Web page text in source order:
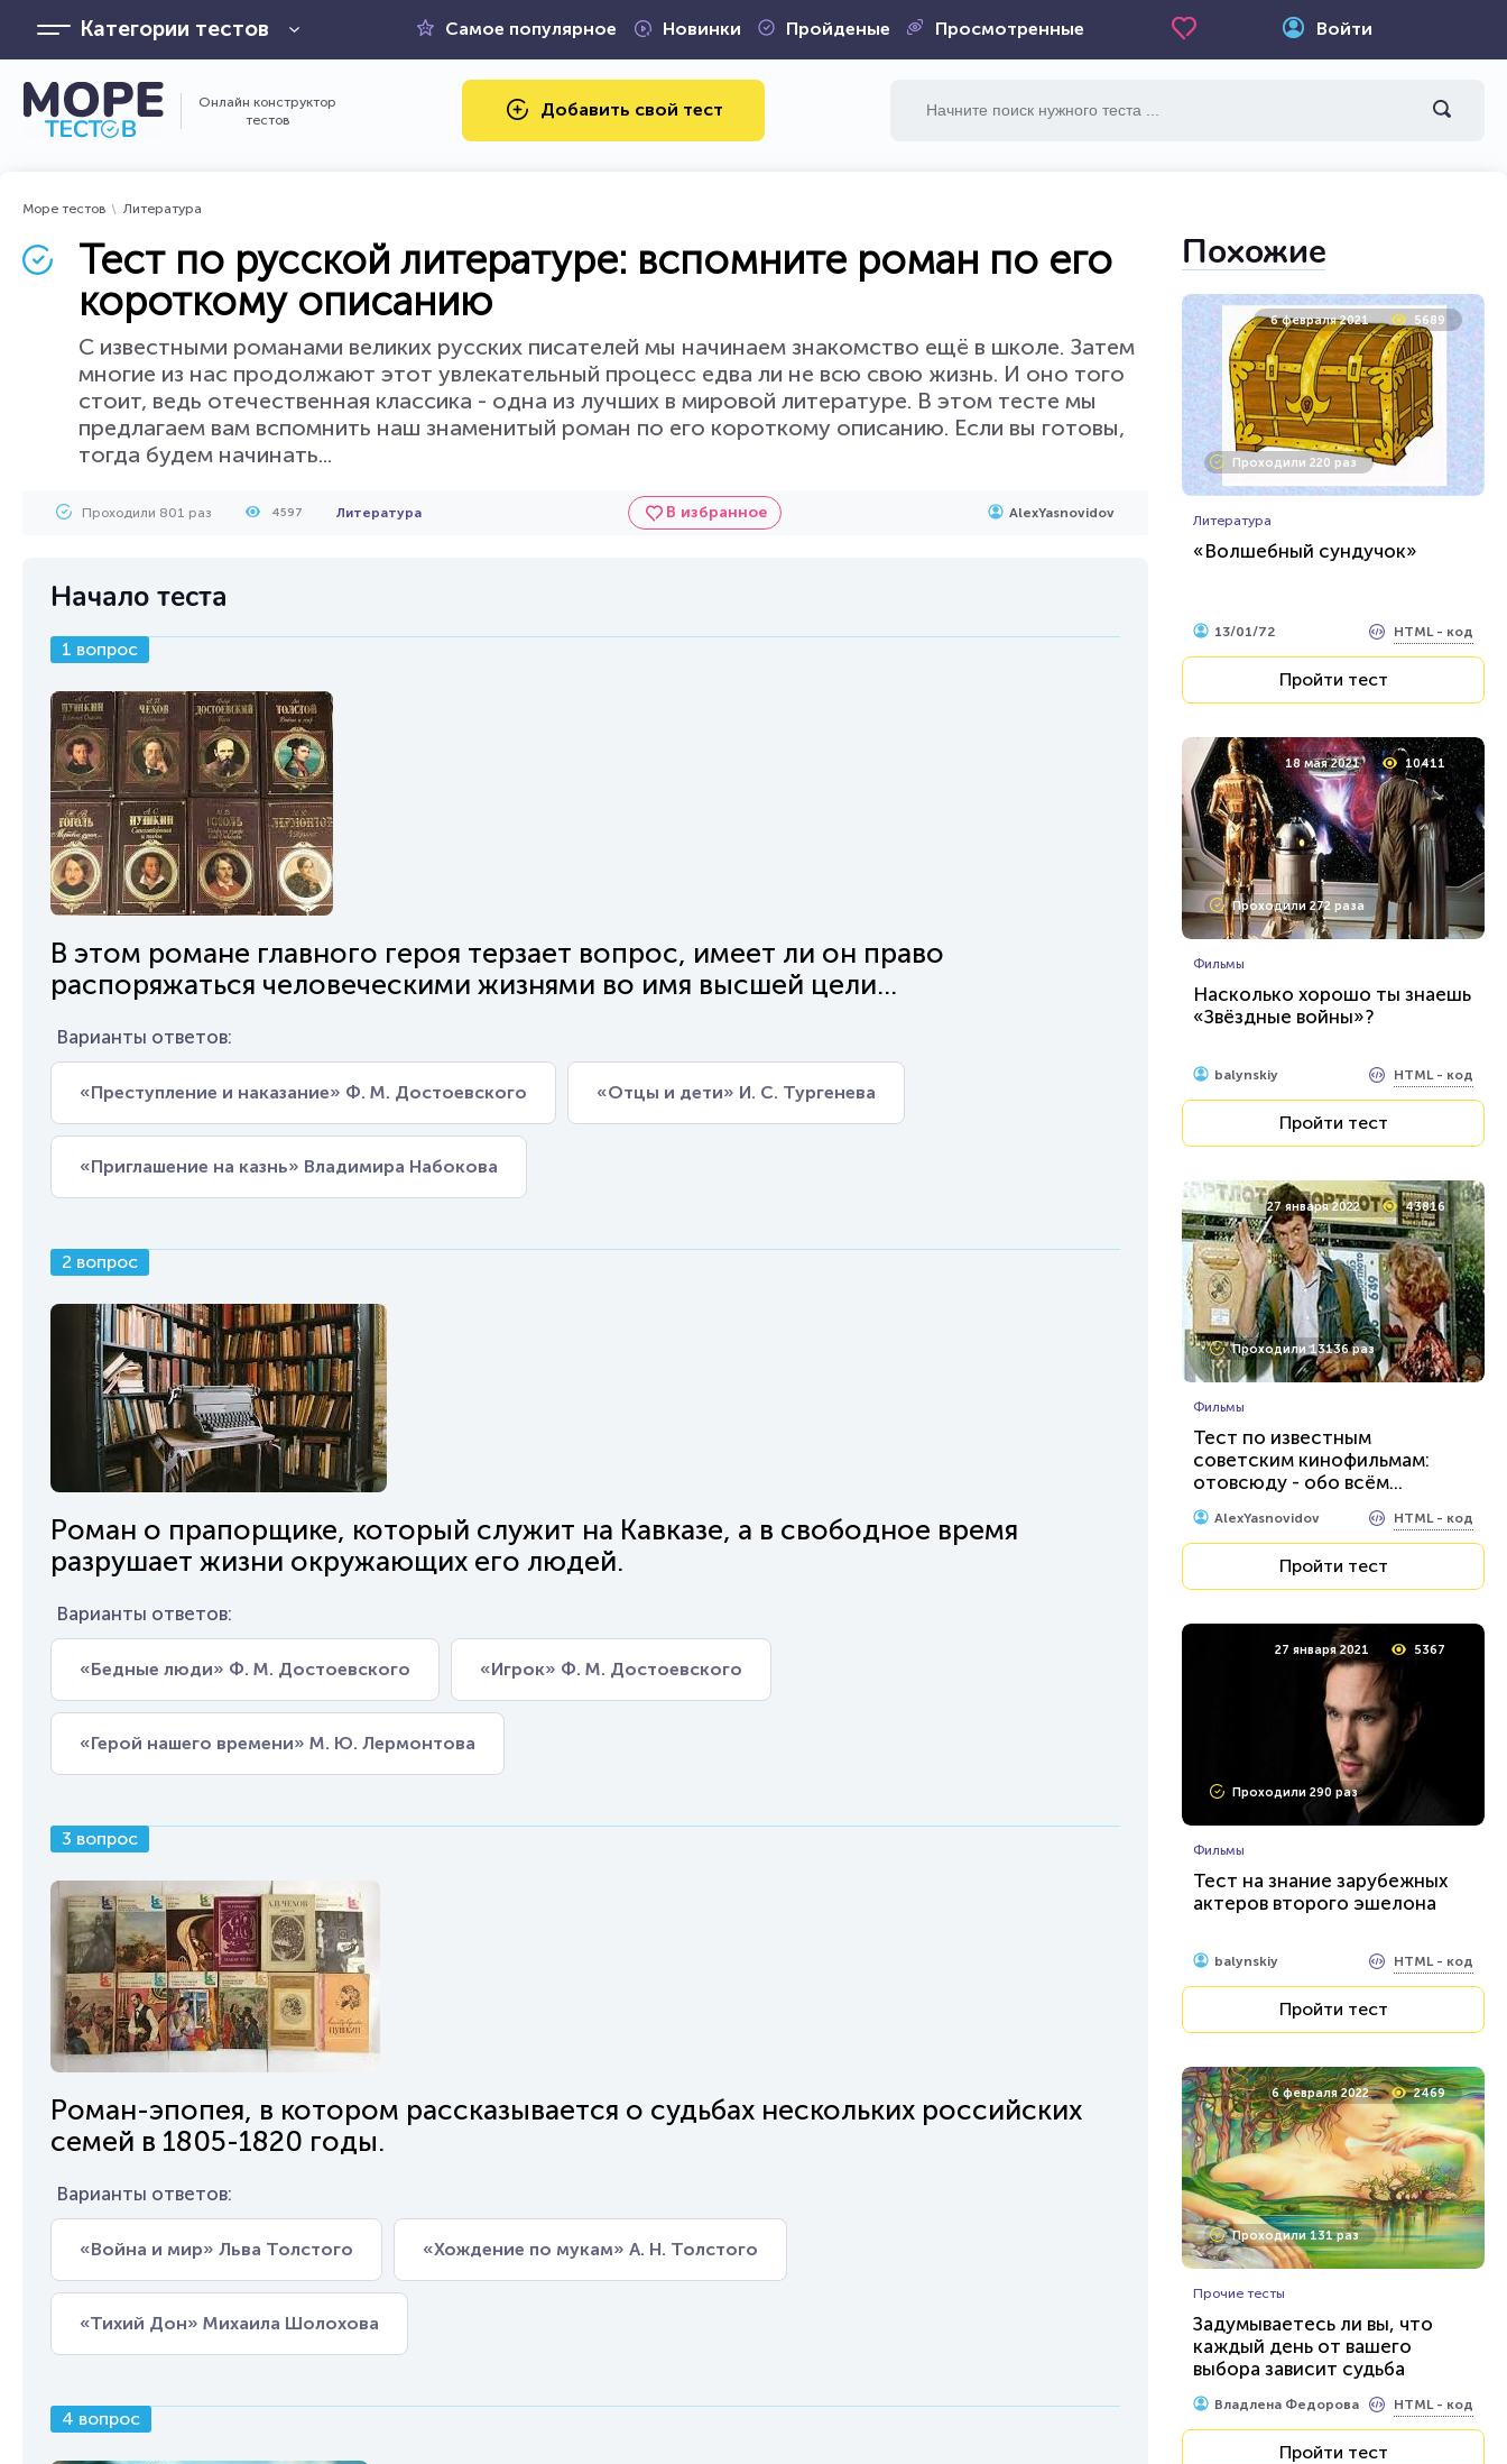
Категории тестов Самое популярное Новинки Пройденые Просмотренные Войти
Онлайн конструктор
тестов
Добавить свой тест
Море тестов Литература
Тест по русской литературе: вспомните роман по его
короткому описанию
С известными романами великих русских писателей мы начинаем знакомство ещё в школе. Затем
многие из нас продолжают этот увлекательный процесс едва ли не всю свою жизнь. И оно того
стоит, ведь отечественная классика - одна из лучших в мировой литературе. В этом тесте мы
предлагаем вам вспомнить наш знаменитый роман по его короткому описанию. Если вы готовы,
тогда будем начинать...
Проходили 801 раз 4597 Литература В избранное AlexYasnovidov
Начало теста
1 вопрос
В этом романе главного героя терзает вопрос, имеет ли он право
распоряжаться человеческими жизнями во имя высшей цели...
Варианты ответов:
«Преступление и наказание» Ф. М. Достоевского «Отцы и дети» И. С. Тургенева
«Приглашение на казнь» Владимира Набокова
2 вопрос
Роман о прапорщике, который служит на Кавказе, а в свободное время
разрушает жизни окружающих его людей.
Варианты ответов:
«Бедные люди» Ф. М. Достоевского «Игрок» Ф. М. Достоевского
«Герой нашего времени» М. Ю. Лермонтова
3 вопрос
Роман-эпопея, в котором рассказывается о судьбах нескольких российских
семей в 1805-1820 годы.
Варианты ответов:
«Война и мир» Льва Толстого «Хождение по мукам» А. Н. Толстого
«Тихий Дон» Михаила Шолохова
4 вопрос
Похожие
6 февраля 2021 5689
Проходили 220 раз
Литература
«Волшебный сундучок»
13/01/72 HTML - код
Пройти тест
18 мая 2021 10411
Проходили 272 раза
Фильмы
Насколько хорошо ты знаешь
«Звёздные войны»?
balynskiy HTML - код
Пройти тест
27 января 2022 43816
Проходили 13136 раз
Фильмы
Тест по известным
советским кинофильмам:
отовсюду - обо всём...
AlexYasnovidov HTML - код
Пройти тест
27 января 2021 5367
Проходили 290 раз
Фильмы
Тест на знание зарубежных
актеров второго эшелона
balynskiy HTML - код
Пройти тест
6 февраля 2022 2469
Проходили 131 раз
Прочие тесты
Задумываетесь ли вы, что
каждый день от вашего
выбора зависит судьба
планеты?
Владлена Федорова HTML - код
Пройти тест